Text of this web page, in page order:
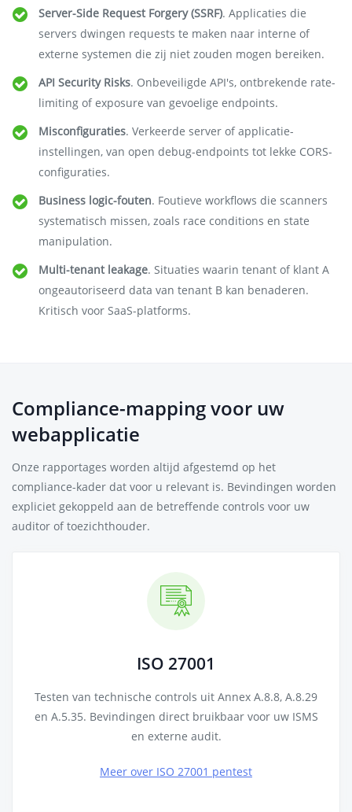
Server-Side Request Forgery (SSRF). Applicaties die
servers dwingen requests te maken naar interne of
externe systemen die zij niet zouden mogen bereiken.
API Security Risks. Onbeveiligde API's, ontbrekende rate-
limiting of exposure van gevoelige endpoints.
Misconfiguraties. Verkeerde server of applicatie-
instellingen, van open debug-endpoints tot lekke CORS-
configuraties.
Business logic-fouten. Foutieve workflows die scanners
systematisch missen, zoals race conditions en state
manipulation.
Multi-tenant leakage. Situaties waarin tenant of klant A
ongeautoriseerd data van tenant B kan benaderen.
Kritisch voor SaaS-platforms.
Compliance-mapping voor uw
webapplicatie
Onze rapportages worden altijd afgestemd op het
compliance-kader dat voor u relevant is. Bevindingen worden
expliciet gekoppeld aan de betreffende controls voor uw
auditor of toezichthouder.
ISO 27001
Testen van technische controls uit Annex A.8.8, A.8.29
en A.5.35. Bevindingen direct bruikbaar voor uw ISMS
en externe audit.
Meer over ISO 27001 pentest